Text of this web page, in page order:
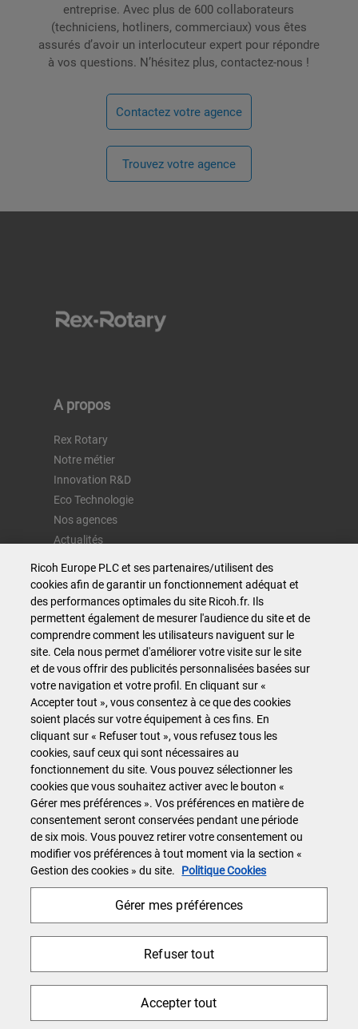
entreprise. Avec plus de 600 collaborateurs
(techniciens, hotliners, commerciaux) vous êtes
assurés d’avoir un interlocuteur expert pour répondre
à vos questions. N’hésitez plus, contactez-nous !
Contactez votre agence
Trouvez votre agence
A propos
Rex Rotary
Notre métier
Innovation R&D
Eco Technologie
Nos agences
Actualités
Contactez-nous
Nos métiers
Impression
Informatique
Télécommunication
Accès Direct
Conditions générales d'utilisation
Politique confidentialité
Politique Cookies
Plan du site
Ricoh Europe PLC et ses partenaires/utilisent des
cookies afin de garantir un fonctionnement adéquat et
des performances optimales du site Ricoh.fr. Ils
permettent également de mesurer l'audience du site et de
comprendre comment les utilisateurs naviguent sur le
site. Cela nous permet d'améliorer votre visite sur le site
et de vous offrir des publicités personnalisées basées sur
votre navigation et votre profil. En cliquant sur «
Accepter tout », vous consentez à ce que des cookies
soient placés sur votre équipement à ces fins. En
cliquant sur « Refuser tout », vous refusez tous les
cookies, sauf ceux qui sont nécessaires au
fonctionnement du site. Vous pouvez sélectionner les
cookies que vous souhaitez activer avec le bouton «
Gérer mes préférences ». Vos préférences en matière de
consentement seront conservées pendant une période
de six mois. Vous pouvez retirer votre consentement ou
modifier vos préférences à tout moment via la section «
Gestion des cookies » du site.
Politique Cookies
Gérer mes préférences
Refuser tout
Accepter tout